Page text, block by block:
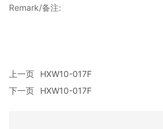
Remark/备注:
上一页
HXW10-017F
下一页
HXW10-017F